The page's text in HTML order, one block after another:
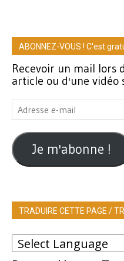
ABONNEZ-VOUS ! C'est
Recevoir un mail lors
article ou d'une vidéo
Adresse
e-
mail
Je m'abonne !
TRADUIRE CETTE PAGE /